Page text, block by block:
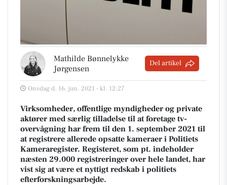
Mathilde Bønnelykke
Jørgensen
Del artikel
Onsdag d. 16. jun. 2021 - kl. 12:27
Virksomheder, offentlige myndigheder og private
aktører med særlig tilladelse til at foretage tv-
overvågning har frem til den 1. september 2021 til
at registrere allerede opsatte kameraer i Politiets
Kameraregister. Registeret, som pt. indeholder
næsten 29.000 registreringer over hele landet, har
vist sig at være et nyttigt redskab i politiets
efterforskningsarbejde.